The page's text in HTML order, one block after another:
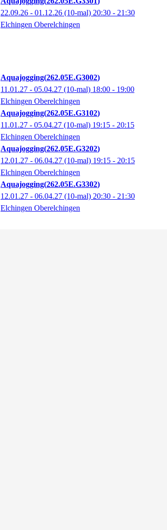
22.09.26 - 01.12.26 (10-mal) 20:30 - 21:30
Elchingen Oberelchingen
Aquajogging 262.05E.G3002
11.01.27 - 05.04.27 (10-mal) 18:00 - 19:00
Elchingen Oberelchingen
Aquajogging 262.05E.G3102
11.01.27 - 05.04.27 (10-mal) 19:15 - 20:15
Elchingen Oberelchingen
Aquajogging 262.05E.G3202
12.01.27 - 06.04.27 (10-mal) 19:15 - 20:15
Elchingen Oberelchingen
Aquajogging 262.05E.G3302
12.01.27 - 06.04.27 (10-mal) 20:30 - 21:30
Elchingen Oberelchingen